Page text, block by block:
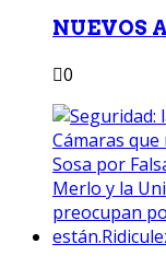
NUEVOS
0